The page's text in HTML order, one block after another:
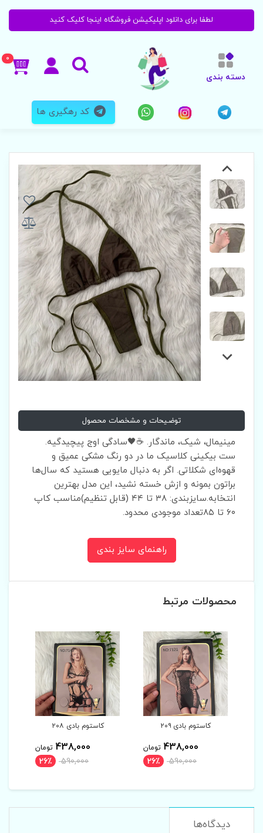
لطفا برای دانلود اپلیکیشن فروشگاه اینجا کلیک کنید
دسته بندی
0
کد رهگیری ها
توضیحات و مشخصات محصول
​​​​مینیمال، شیک، ماندگار. ☕🖤سادگی اوج پیچیدگیه.
ست بیکینی کلاسیک ما در دو رنگ مشکی عمیق و
قهوه‌ای شکلاتی. اگر به دنبال مایویی هستید که سال‌ها
براتون بمونه و ازش خسته نشید، این مدل بهترین
انتخابه.سایزبندی: ۳۸ تا ۴۴ (قابل تنظیم)مناسب کاپ
۶۰ تا ۸۵تعداد موجودی محدود.
راهنمای سایز بندی
محصولات مرتبط
کاستوم بادی ۲۰۸
438,000
590,000
کاستوم بادی ۲۰۷
438,000
590,000
دیدگاه‌ها